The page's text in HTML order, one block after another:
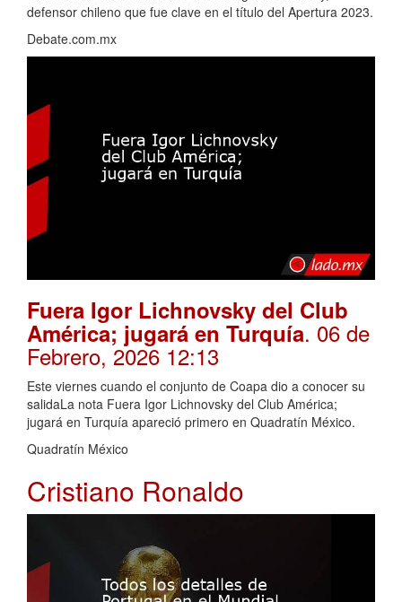
defensor chileno que fue clave en el título del Apertura 2023.
Debate.com.mx
Fuera Igor Lichnovsky del Club
América; jugará en Turquía. 06 de
Febrero, 2026 12:13
Este viernes cuando el conjunto de Coapa dio a conocer su
salidaLa nota Fuera Igor Lichnovsky del Club América;
jugará en Turquía apareció primero en Quadratín México.
Quadratín México
Cristiano Ronaldo